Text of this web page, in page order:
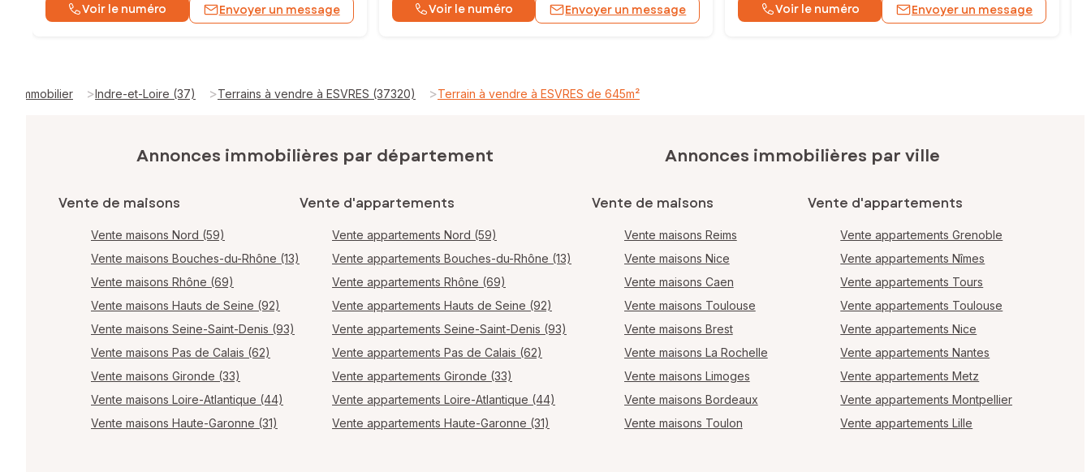
Voir le numéro Envoyer un message Voir le numéro Envoyer un message Voir le numéro Envoyer un message
Immobilier >Indre-et-Loire (37) >Terrains à vendre à ESVRES (37320) >Terrain à vendre à ESVRES de 645m²
Annonces immobilières par département
Vente de maisons
Vente maisons Nord (59)
Vente maisons Bouches-du-Rhône (13)
Vente maisons Rhône (69)
Vente maisons Hauts de Seine (92)
Vente maisons Seine-Saint-Denis (93)
Vente maisons Pas de Calais (62)
Vente maisons Gironde (33)
Vente maisons Loire-Atlantique (44)
Vente maisons Haute-Garonne (31)
Vente d'appartements
Vente appartements Nord (59)
Vente appartements Bouches-du-Rhône (13)
Vente appartements Rhône (69)
Vente appartements Hauts de Seine (92)
Vente appartements Seine-Saint-Denis (93)
Vente appartements Pas de Calais (62)
Vente appartements Gironde (33)
Vente appartements Loire-Atlantique (44)
Vente appartements Haute-Garonne (31)
Annonces immobilières par ville
Vente de maisons
Vente maisons Reims
Vente maisons Nice
Vente maisons Caen
Vente maisons Toulouse
Vente maisons Brest
Vente maisons La Rochelle
Vente maisons Limoges
Vente maisons Bordeaux
Vente maisons Toulon
Vente d'appartements
Vente appartements Grenoble
Vente appartements Nîmes
Vente appartements Tours
Vente appartements Toulouse
Vente appartements Nice
Vente appartements Nantes
Vente appartements Metz
Vente appartements Montpellier
Vente appartements Lille